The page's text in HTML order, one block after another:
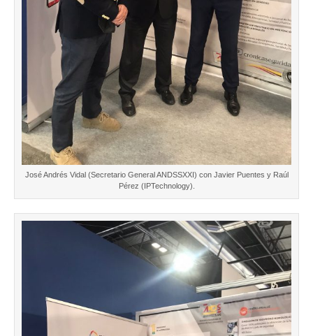
José Andrés Vidal (Secretario General ANDSSXXI) con Javier Puentes y Raúl
Pérez (IPTechnology).